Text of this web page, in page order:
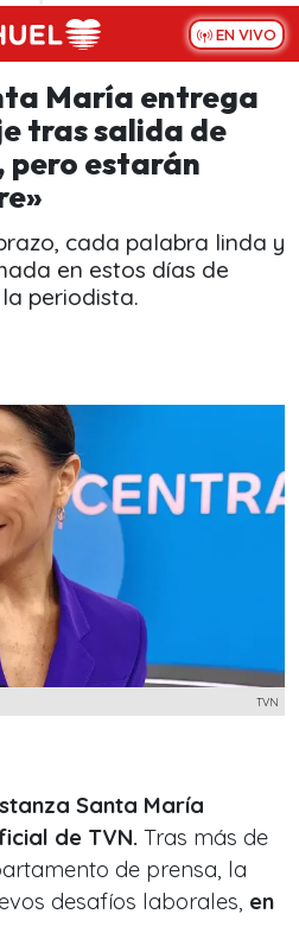
EN VIVO
María entrega
tras salida de
pero estarán
cada palabra linda y
en estos días de
periodista.
TVN
Santa María
de TVN. Tras más de
de prensa, la
desafíos laborales, en